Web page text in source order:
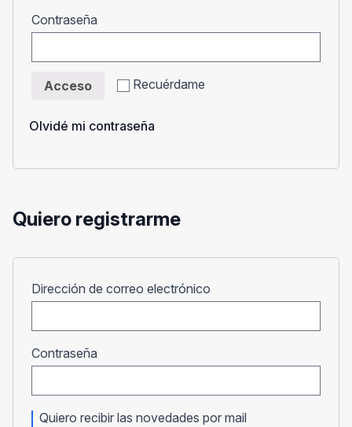
Contraseña
Recuérdame
Acceso
Olvidé mi contraseña
Quiero registrarme
Dirección de correo electrónico
Contraseña
Quiero recibir las novedades por mail